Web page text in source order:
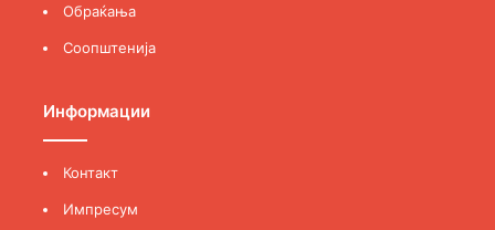
Обраќања
Соопштенија
Информации
Контакт
Импресум